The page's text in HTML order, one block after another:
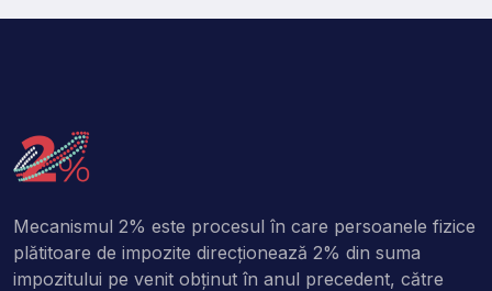
Mecanismul 2% este procesul în care persoanele fizice
plătitoare de impozite direcţionează 2% din suma
impozitului pe venit obţinut în anul precedent, către